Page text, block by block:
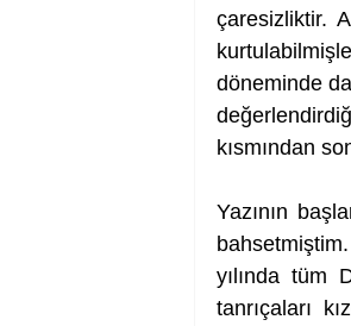
çaresizliktir.
döneminde
kısmından
Yazının
yılında tüm
tanrıçaları